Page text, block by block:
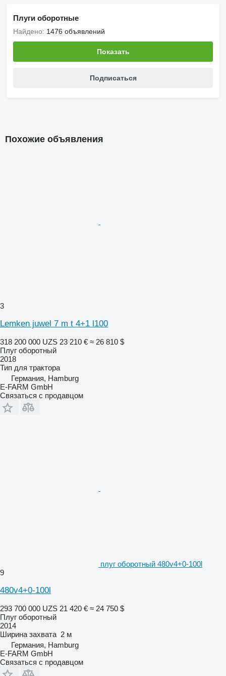
Плуги оборотные
Найдено: 1476 объявлений
Показать
Подписаться
Похожие объявления
3
Lemken juwel 7 m t 4+1 l100
318 200 000 UZS 23 210 € ≈ 26 810 $
Плуг оборотный
2018
Тип для трактора
Германия, Hamburg
E-FARM GmbH
Связаться с продавцом
плуг оборотный 480v4+0-100l
9
480v4+0-100l
293 700 000 UZS 21 420 € ≈ 24 750 $
Плуг оборотный
2014
Ширина захвата 2 м
Германия, Hamburg
E-FARM GmbH
Связаться с продавцом